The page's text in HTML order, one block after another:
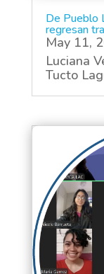
De Pueblo
regresan
May 11,
Luciana
Tucto